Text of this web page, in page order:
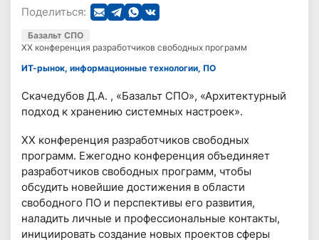
Поделиться:
Базальт СПО
ХX конференция разработчиков свободных программ
ИТ-рынок, информационные технологии, ПО
Скачедубов Д.А. , «Базальт СПО», «Архитектурный
подход к хранению системных настроек».
ХX конференция разработчиков свободных
программ. Ежегодно конференция объединяет
разработчиков свободных программ, чтобы
обсудить новейшие достижения в области
свободного ПО и перспективы его развития,
наладить личные и профессиональные контакты,
инициировать создание новых проектов сферы